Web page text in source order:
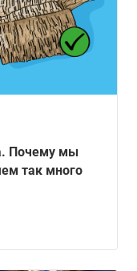
Почему мы
так много